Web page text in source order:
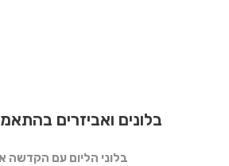
בלונים ואביזרים
בלוני הליום עם הקדשה